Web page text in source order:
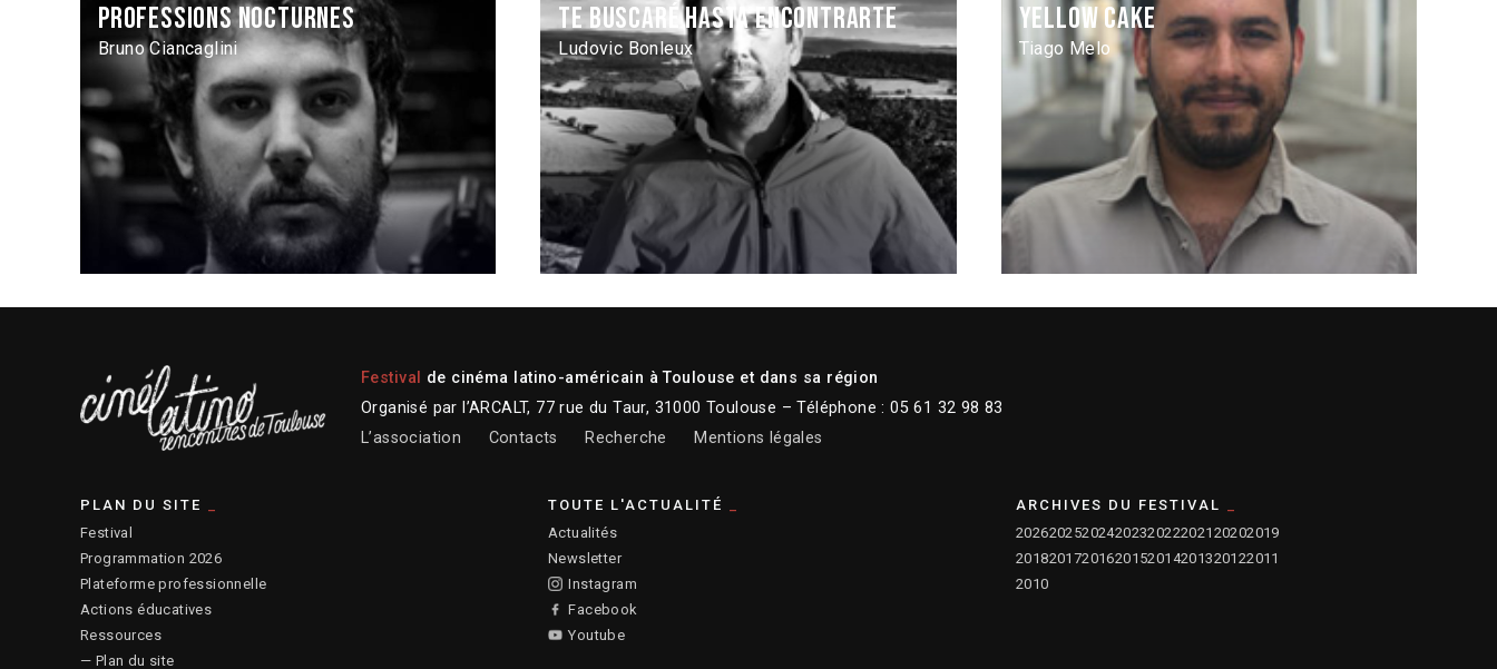
Professions nocturnes
Bruno Ciancaglini
Te buscaré hasta encontrarte
Ludovic Bonleux
Yellow Cake
Tiago Melo
Festival
de cinéma latino-américain à Toulouse et dans sa région
Organisé par l’ARCALT, 77 rue du Taur, 31000 Toulouse – Téléphone : 05 61 32 98 83
L’association
Contacts Recherche Mentions légales
PLAN DU SITE
Festival
Programmation 2026
Plateforme professionnelle
Actions éducatives
Ressources
— Plan du site
TOUTE L'ACTUALITÉ
Actualités
Newsletter
Instagram
Facebook
Youtube
ARCHIVES DU FESTIVAL
202620252024202320222021 20202019
20182017201620152014201320122011
2010